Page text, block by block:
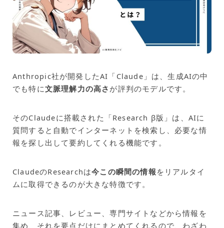
Anthropic社が開発したAI「Claude」は、生成AIの中
でも特に文脈理解力の高さ が評判のモデルです。
そのClaudeに搭載された「Research β版」は、AIに
質問すると自動でインターネットを検索し、必要な情
報を探し出して要約してくれる機能です。
ClaudeのResearchは今この瞬間の情報 をリアルタイ
ムに取得できるのが大きな特徴です。
ニュース記事、レビュー、専門サイトなどから情報を
集め、それを要点だけにまとめてくれるので、わざわ